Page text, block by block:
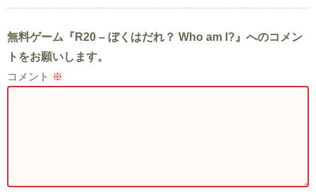
無料ゲーム『R20 – ぼくはだれ？ Who am I?』へのコメン
トをお願いします。
コメント ※